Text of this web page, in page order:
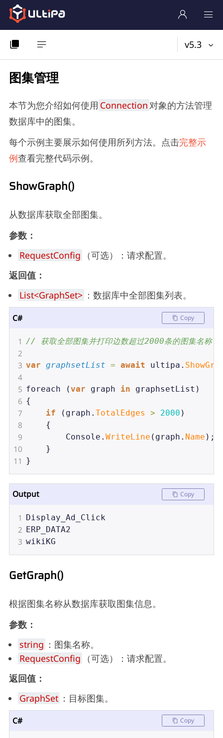
v5.3
图集管理
本节为您介绍如何使用 Connection对象的方法管理
数据库中的图集。
每个示例主要展示如何使用所列方法。点击完整示
例查看完整代码示例。
ShowGraph()
从数据库获取全部图集。
参数：
RequestConfig
（可选）：请求配置。
返回值：
List<GraphSet> ：数据库中全部图集列表。
C# Copy
1 // 获取全部图集并打印边数超过2000条的图集名称
2
3 var graphsetList = await ultipa .
4
5 foreach (var graph in graphsetList )
6 {
7 if ( graph . TotalEdges > 2000 )
8
    {
9 Console . WriteLine ( graph . Name );
10
    }
11 }
Output Copy
1 Display_Ad_Click
2 ERP_DATA2
3 wikiKG
GetGraph()
根据图集名称从数据库获取图集信息。
参数：
string ：图集名称。
RequestConfig
（可选）：请求配置。
返回值：
GraphSet ：目标图集。
C# Copy